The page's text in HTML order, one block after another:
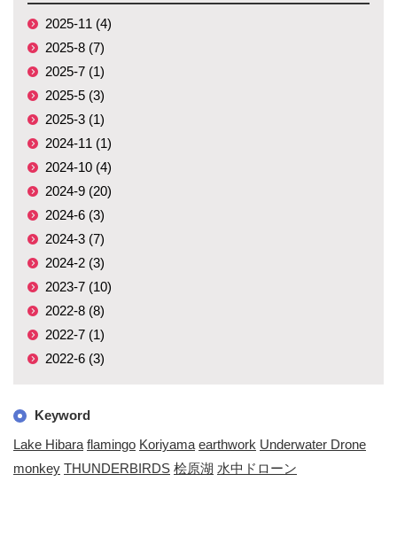
2025-11 (4)
2025-8 (7)
2025-7 (1)
2025-5 (3)
2025-3 (1)
2024-11 (1)
2024-10 (4)
2024-9 (20)
2024-6 (3)
2024-3 (7)
2024-2 (3)
2023-7 (10)
2022-8 (8)
2022-7 (1)
2022-6 (3)
Keyword
Lake Hibara flamingo Koriyama earthwork Underwater Drone
monkey THUNDERBIRDS 桧原湖 水中ドローン